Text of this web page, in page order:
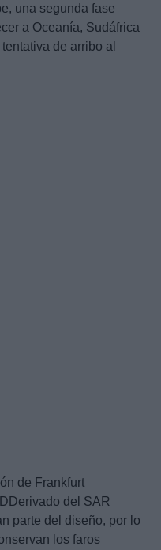
una segunda fase
a Oceanía, Sudáfrica
de arribo al
de Frankfurt
del SAR
parte del diseño, por lo
los faros